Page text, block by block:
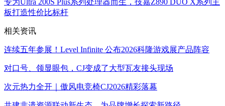
专为Ultra 200S Plus系列处理器而生，技嘉Z890 DUO X系列主
板打造性价比标杆
相关资讯
连续五年参展！Level Infinite 公布2026科隆游戏展产品阵容
对口号、领显眼包，CJ变成了大型瓦友接头现场
次元热力全开｜傲风电竞椅CJ2026精彩落幕